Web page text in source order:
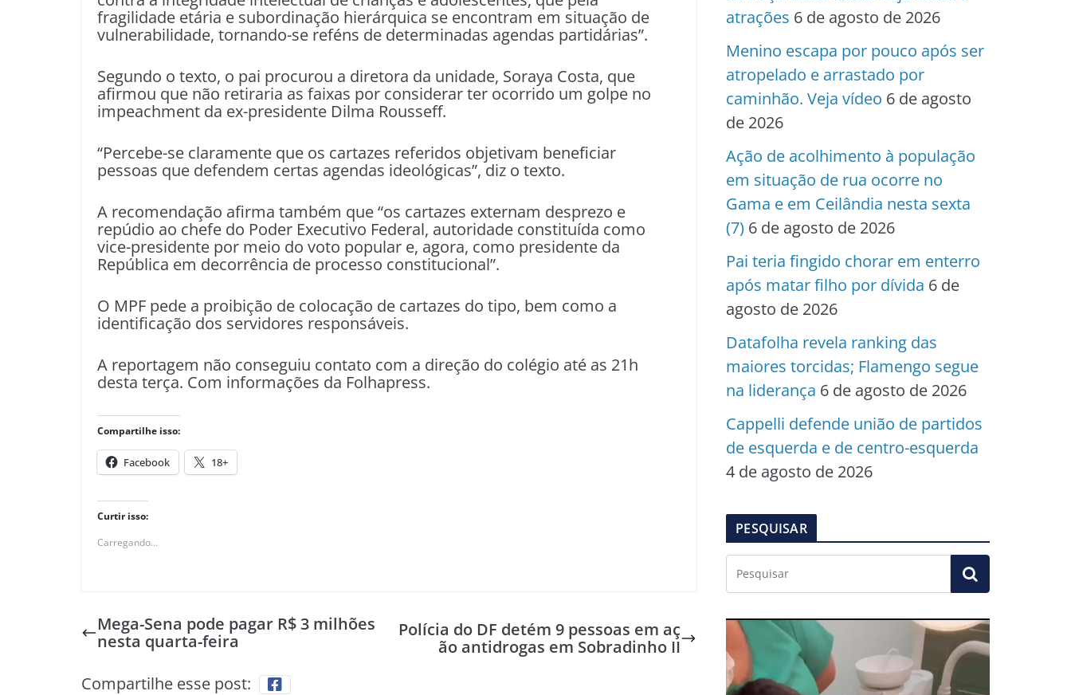
fragilidade etária e subordinação hierárquica se encontram em situação de
vulnerabilidade, tornando-se reféns de determinadas agendas partidárias”.
Segundo o texto, o pai procurou a diretora da unidade, Soraya Costa, que
afirmou que não retiraria as faixas por considerar ter ocorrido um golpe no
impeachment da ex-presidente Dilma Rousseff.
“Percebe-se claramente que os cartazes referidos objetivam beneficiar
pessoas que defendem certas agendas ideológicas”, diz o texto.
A recomendação afirma também que “os cartazes externam desprezo e
repúdio ao chefe do Poder Executivo Federal, autoridade constituída como
vice-presidente por meio do voto popular e, agora, como presidente da
República em decorrência de processo constitucional”.
O MPF pede a proibição de colocação de cartazes do tipo, bem como a
identificação dos servidores responsáveis.
A reportagem não conseguiu contato com a direção do colégio até as 21h
desta terça. Com informações da Folhapress.
Compartilhe isso:
Facebook 18+
Curtir isso:
Carregando...
Mega-Sena pode pagar R$ 3 milhões
nesta quarta-feira
Polícia do DF detém 9 pessoas em aç
ão antidrogas em Sobradinho II
Compartilhe esse post:
atrações 6 de agosto de 2026
Menino escapa por pouco após ser
atropelado e arrastado por
caminhão. Veja vídeo 6 de agosto
de 2026
Ação de acolhimento à população
em situação de rua ocorre no
Gama e em Ceilândia nesta sexta
(7) 6 de agosto de 2026
Pai teria fingido chorar em enterro
após matar filho por dívida 6 de
agosto de 2026
Datafolha revela ranking das
maiores torcidas; Flamengo segue
na liderança 6 de agosto de 2026
Cappelli defende união de partidos
de esquerda e de centro-esquerda
4 de agosto de 2026
PESQUISAR